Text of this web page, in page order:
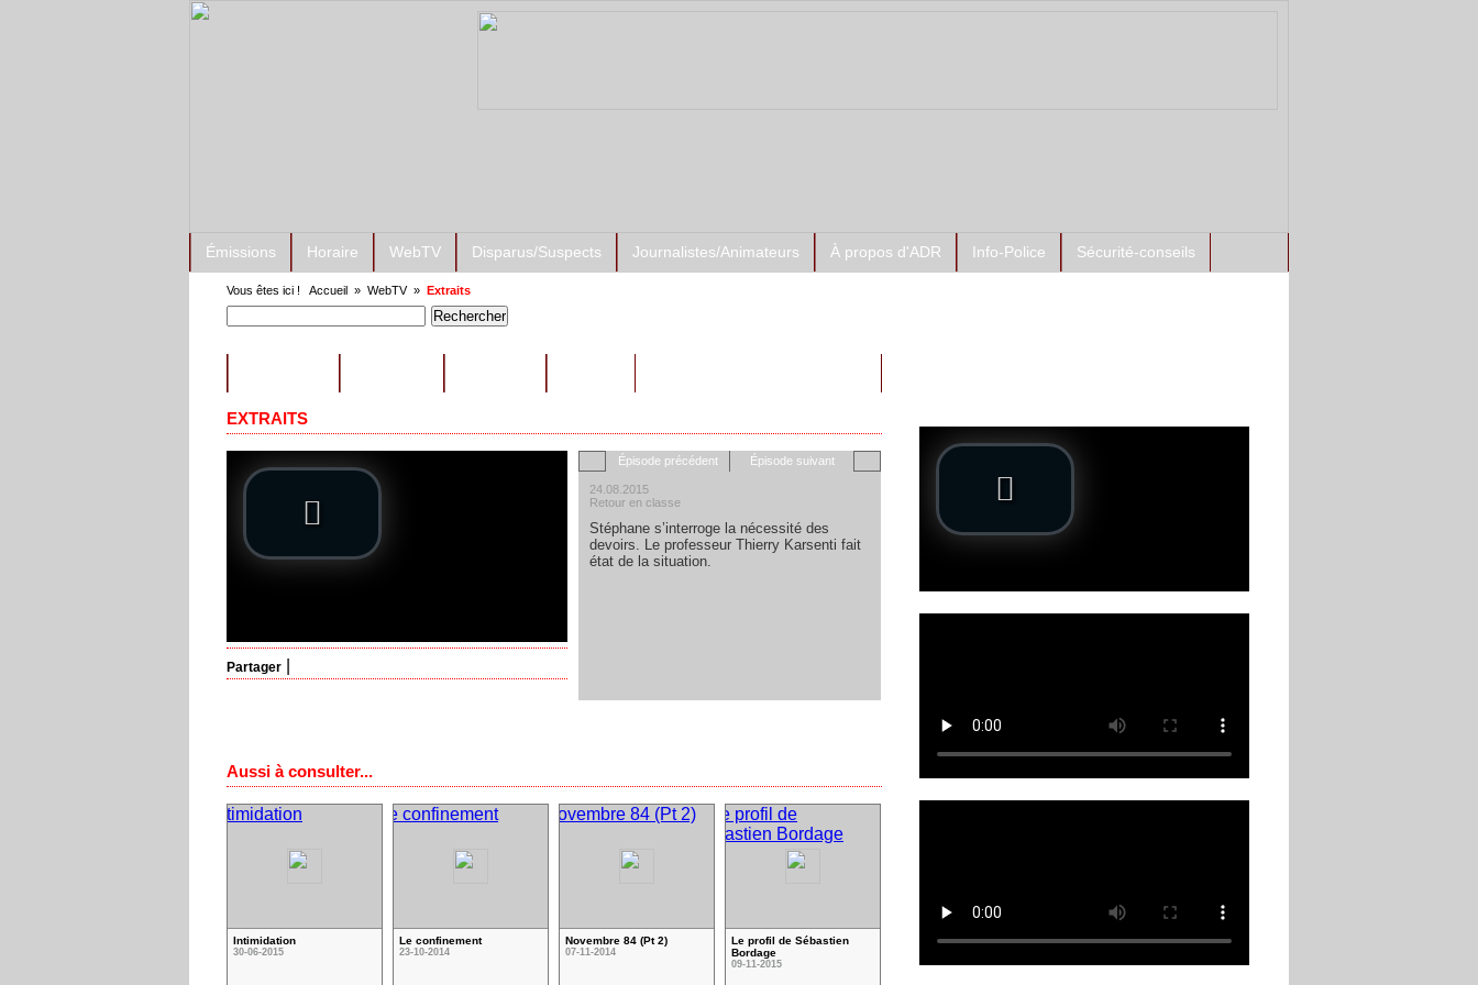
Émissions Horaire WebTV Disparus/Suspects Journalistes/Animateurs À propos d'ADR Info-Police Sécurité-conseils
Vous êtes ici ! Accueil » WebTV» Extraits
EXTRAITS
Partager
Épisode précédent Épisode suivant
24.08.2015
Retour en classe
Stéphane s’interroge la nécessité des
devoirs. Le professeur Thierry Karsenti fait
état de la situation.
Aussi à consulter...
Intimidation
30-06-2015
Le confinement
23-10-2014
Novembre 84 (Pt 2)
07-11-2014
Le profil de Sébastien
Bordage
09-11-2015